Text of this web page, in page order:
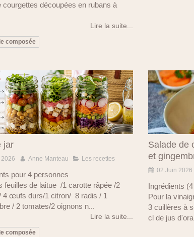
courgettes découpées en rubans à
Lire la suite...
composée
jar
Anne Manteau Les recettes
pour 4 personnes
feuilles de laitue /1 carotte râpée /2
4 œufs durs/1 citron/ 8 radis / 1
/ 2 tomates/2 oignons n...
Lire la suite...
composée
Salade de
et
02 Juin 2026
Ingrédients
Pour la
3 cuillères à
cl de jus